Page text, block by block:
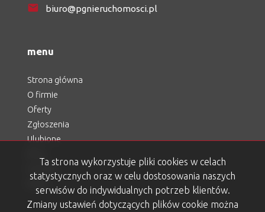
biuro@pgnieruchomosci.pl
menu
Strona główna
O firmie
Oferty
Zgłoszenia
Ulubione
Rodo
Ta strona wykorzystuje pliki cookies w celach
statystycznych oraz w celu dostosowania naszych
serwisów do indywidualnych potrzeb klientów.
Zmiany ustawień dotyczących plików cookie można